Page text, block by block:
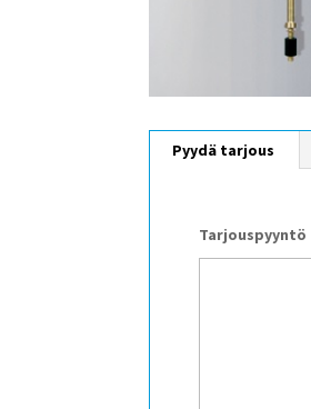
Pyydä tarjous
Tarjouspyyntö